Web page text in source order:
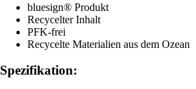
bluesign® Produkt
Recycelter Inhalt
PFK-frei
Recycelte Materialien aus dem Ozean
Spezifikation: